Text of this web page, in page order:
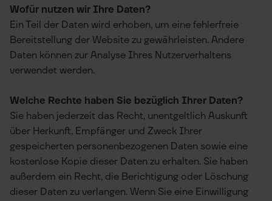
Wofür nutzen wir Ihre Daten?
Ein Teil der Daten wird erhoben, um eine fehlerfreie
Bereitstellung der Website zu gewährleisten. Andere
Daten können zur Analyse Ihres Nutzerverhaltens
verwendet werden.
Welche Rechte haben Sie bezüglich Ihrer Daten?
Sie haben jederzeit das Recht, unentgeltlich Auskunft
über Herkunft, Empfänger und Zweck Ihrer
gespeicherten personenbezogenen Daten sowie eine
kostenlose Kopie dieser Daten zu erhalten. Sie haben
außerdem ein Recht, die Berichtigung oder Löschung
dieser Daten zu verlangen. Wenn Sie eine Einwilligung